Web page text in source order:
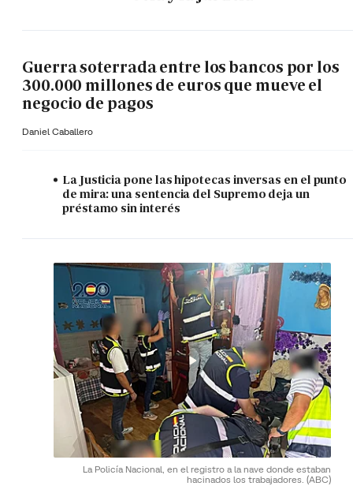
Guerra soterrada entre los bancos por los
300.000 millones de euros que mueve el
negocio de pagos
Daniel Caballero
La Justicia pone las hipotecas inversas en el punto
de mira: una sentencia del Supremo deja un
préstamo sin interés
La Policía Nacional, en el registro a la nave donde estaban
hacinados los trabajadores. (ABC)